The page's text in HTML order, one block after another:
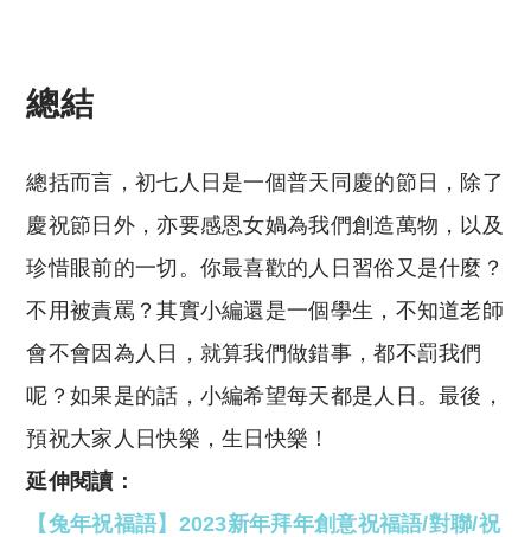
總結
總括而言，初七人日是一個普天同慶的節日，除了
慶祝節日外，亦要感恩女媧為我們創造萬物，以及
珍惜眼前的一切。你最喜歡的人日習俗又是什麼？
不用被責罵？其實小編還是一個學生，不知道老師
會不會因為人日，就算我們做錯事，都不罰我們
呢？如果是的話，小編希望每天都是人日。最後，
預祝大家人日快樂，生日快樂！
延伸閱讀：
【兔年祝福語】2023新年拜年創意祝福語/對聯/祝